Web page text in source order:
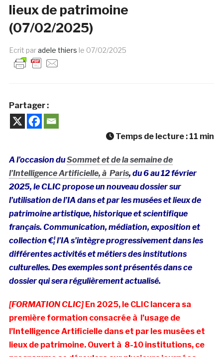
lieux de patrimoine
(07/02/2025)
Ecrit paradele thiers le 07/02/2025
Partager :
Temps de lecture : 11 min
A l’occasion duSommet et de la semaine de
l’Intelligence Artificielle, à Paris, du 6 au 12 février
2025, le CLIC propose un nouveau dossier sur
l’utilisation de l’IA dans et par les musées et lieux de
patrimoine artistique, historique et scientifique
français. Communication, médiation, exposition et
collection €¦ l’IA s’intègre progressivement dans les
différentes activités et métiers des institutions
culturelles. Des exemples sont présentés dans ce
dossier qui sera régulièrement actualisé.
[FORMATION CLIC] En 2025, le CLIC lancera sa
première formation consacrée à l’usage de
l’Intelligence Artificielle dans et par les musées et
lieux de patrimoine. Ouvert à 8-10 institutions, ce